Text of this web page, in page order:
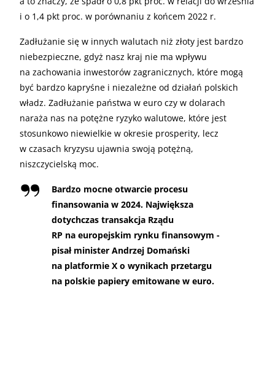
i o 1,4 pkt proc. w porównaniu z końcem 2022 r.
Zadłużanie się w innych walutach niż złoty jest bardzo
niebezpieczne, gdyż nasz kraj nie ma wpływu
na zachowania inwestorów zagranicznych, które mogą
być bardzo kapryśne i niezależne od działań polskich
władz. Zadłużanie państwa w euro czy w dolarach
naraża nas na potężne ryzyko walutowe, które jest
stosunkowo niewielkie w okresie prosperity, lecz
w czasach kryzysu ujawnia swoją potężną,
niszczycielską moc.
Bardzo mocne otwarcie procesu
finansowania w 2024. Największa
dotychczas transakcja Rządu
RP na europejskim rynku finansowym -
pisał minister Andrzej Domański
na platformie X o wynikach przetargu
na polskie papiery emitowane w euro.